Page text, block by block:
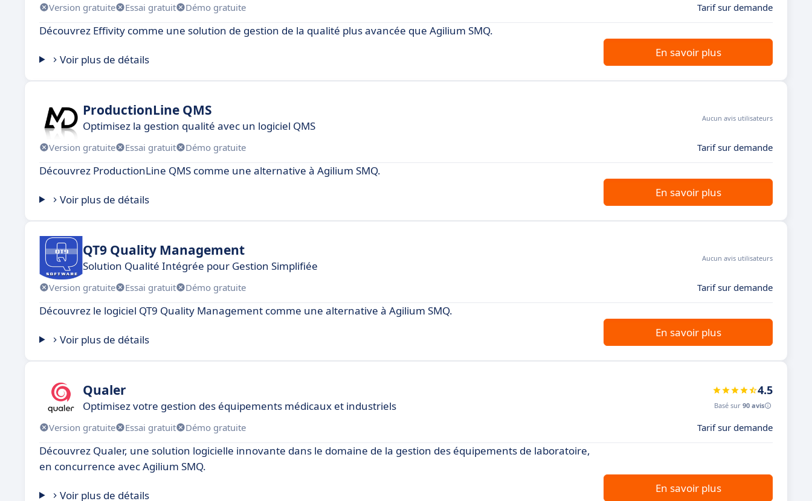
Version gratuite Essai gratuit Démo gratuite Tarif sur demande
Découvrez Effivity comme une solution de gestion de la qualité plus avancée que Agilium SMQ.
Voir plus de détails
En savoir plus
ProductionLine QMS
Optimisez la gestion qualité avec un logiciel QMS
Aucun avis utilisateurs
Version gratuite Essai gratuit Démo gratuite Tarif sur demande
Découvrez ProductionLine QMS comme une alternative à Agilium SMQ.
Voir plus de détails
En savoir plus
QT9 Quality Management
Solution Qualité Intégrée pour Gestion Simplifiée
Aucun avis utilisateurs
Version gratuite Essai gratuit Démo gratuite Tarif sur demande
Découvrez le logiciel QT9 Quality Management comme une alternative à Agilium SMQ.
Voir plus de détails
En savoir plus
Qualer
Optimisez votre gestion des équipements médicaux et industriels
4.5
Basé sur 90 avis
Version gratuite Essai gratuit Démo gratuite Tarif sur demande
Découvrez Qualer, une solution logicielle innovante dans le domaine de la gestion des équipements de laboratoire,
en concurrence avec Agilium SMQ.
Voir plus de détails
En savoir plus